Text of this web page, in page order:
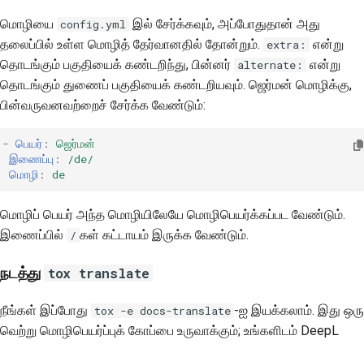
மொழியை config.yml இல் சேர்க்கவும், அப்போதுதான் அது
தலைப்பில் உள்ள மொழித் தேர்வானதில் தோன்றும். extra:
என்று
தொடங்கும் பகுதியைக் கண்டறிந்து, பின்னர் alternate:
என்று
தொடங்கும் துணைப் பகுதியைக் கண்டறியவும். ஜெர்மன் மொழிக்கு,
பின்வருவனவற்றைச் சேர்க்க வேண்டும்:
- பெயர் :
ஜெர்மன்
இணைப்பு :
/de/
மொழி : de
மொழிப் பெயர் அந்த மொழியிலேயே மொழிபெயர்க்கப்பட வேண்டும்.
இணைப்பில்
/ கள் கட்டாயம் இருக்க வேண்டும்.
நடத்து tox translate
நீங்கள் இப்போது tox -e docs-translate -ஐ இயக்கலாம். இது ஒரு
வெற்று மொழிபெயர்ப்புக் கோப்பை உருவாக்கும்; உங்களிடம் DeepL